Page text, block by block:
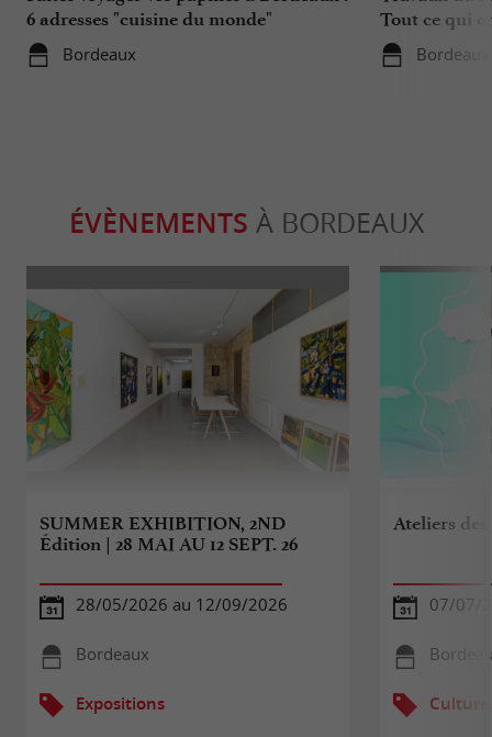
6 adresses "cuisine du monde"
Bordeaux
Tout ce qui
Bordeaux
ÉVÈNEMENTS À BORDEAUX
SUMMER EXHIBITION, 2ND
Édition | 28 MAI AU 12 SEPT. 26
28/05/2026 au 12/09/2026
Bordeaux
Expositions
Ateliers des
07/07/
Culture